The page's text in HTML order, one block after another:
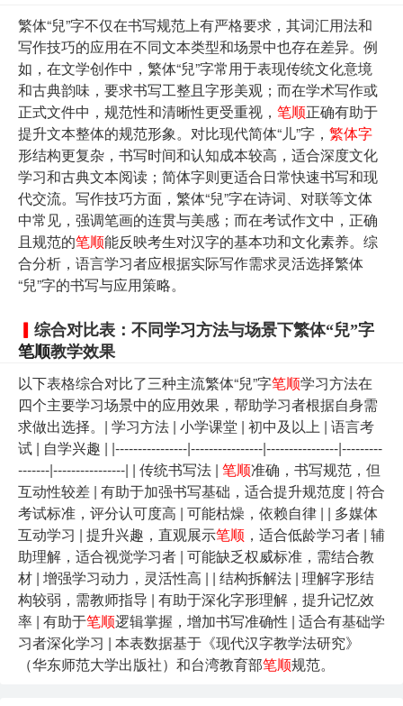
繁体“兒”字不仅在书写规范上有严格要求，其词汇用法和
写作技巧的应用在不同文本类型和场景中也存在差异。例
如，在文学创作中，繁体“兒”字常用于表现传统文化意境
和古典韵味，要求书写工整且字形美观；而在学术写作或
正式文件中，规范性和清晰性更受重视， 笔顺正确有助于
提升文本整体的规范形象。对比现代简体“儿”字， 繁体字
形结构更复杂，书写时间和认知成本较高，适合深度文化
学习和古典文本阅读；简体字则更适合日常快速书写和现
代交流。写作技巧方面，繁体“兒”字在诗词、对联等文体
中常见，强调笔画的连贯与美感；而在考试作文中，正确
且规范的笔顺能反映考生对汉字的基本功和文化素养。综
合分析，语言学习者应根据实际写作需求灵活选择繁体
“兒”字的书写与应用策略。
综合对比表：不同学习方法与场景下繁体“兒”字
笔顺教学效果
以下表格综合对比了三种主流繁体“兒”字笔顺学习方法在
四个主要学习场景中的应用效果，帮助学习者根据自身需
求做出选择。| 学习方法 | 小学课堂 | 初中及以上 | 语言考
试 | 自学兴趣 | |----------------|----------------|----------------|---------
-------|----------------| | 传统书写法 | 笔顺准确，书写规范，但
互动性较差 | 有助于加强书写基础，适合提升规范度 | 符合
考试标准，评分认可度高 | 可能枯燥，依赖自律 | | 多媒体
互动学习 | 提升兴趣，直观展示笔顺 ，适合低龄学习者 | 辅
助理解，适合视觉学习者 | 可能缺乏权威标准，需结合教
材 | 增强学习动力，灵活性高 | | 结构拆解法 | 理解字形结
构较弱，需教师指导 | 有助于深化字形理解，提升记忆效
率 | 有助于笔顺逻辑掌握，增加书写准确性 | 适合有基础学
习者深化学习 | 本表数据基于《现代汉字教学法研究》
（华东师范大学出版社）和台湾教育部笔顺规范。